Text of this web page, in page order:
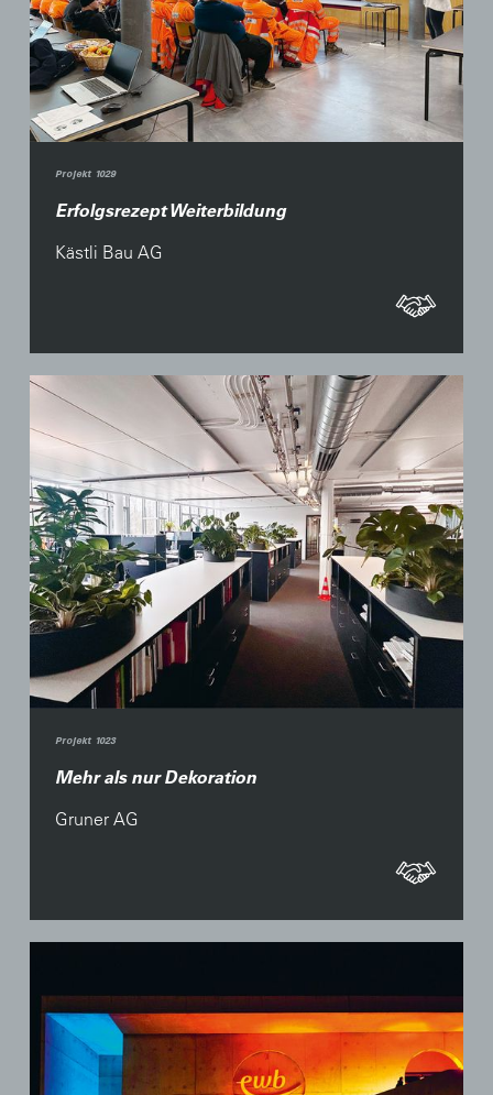
Projekt 1029
Erfolgsrezept Weiterbildung
Kästli Bau AG
Projekt 1023
Mehr als nur Dekoration
Gruner AG